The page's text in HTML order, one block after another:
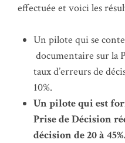
effectuée et voici les
Un pilote qui se
documentaire sur la
taux d’erreurs de
10%.
Un pilote qui est
Prise de Décision
décision de 20 à 45%.